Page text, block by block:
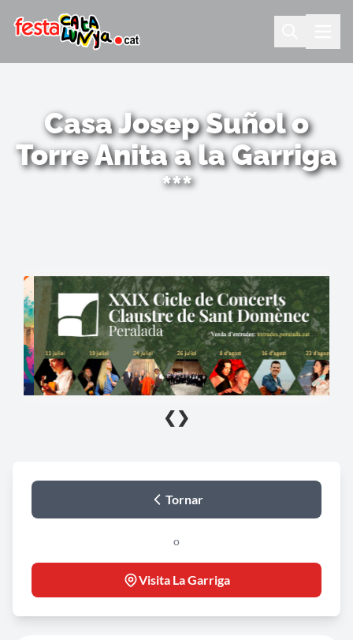
Casa Josep Suñol o
Torre Anita a la Garriga
***
❮ ❯
Tornar
o
Visita La Garriga